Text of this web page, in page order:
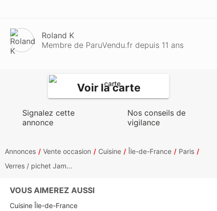
Roland K
Membre de ParuVendu.fr depuis 11 ans
Voir la carte
Signalez cette
annonce
Nos conseils de
vigilance
Annonces Vente occasion Cuisine Île-de-France
Paris
Verres / pichet Jam...
VOUS AIMEREZ AUSSI
Cuisine Île-de-France